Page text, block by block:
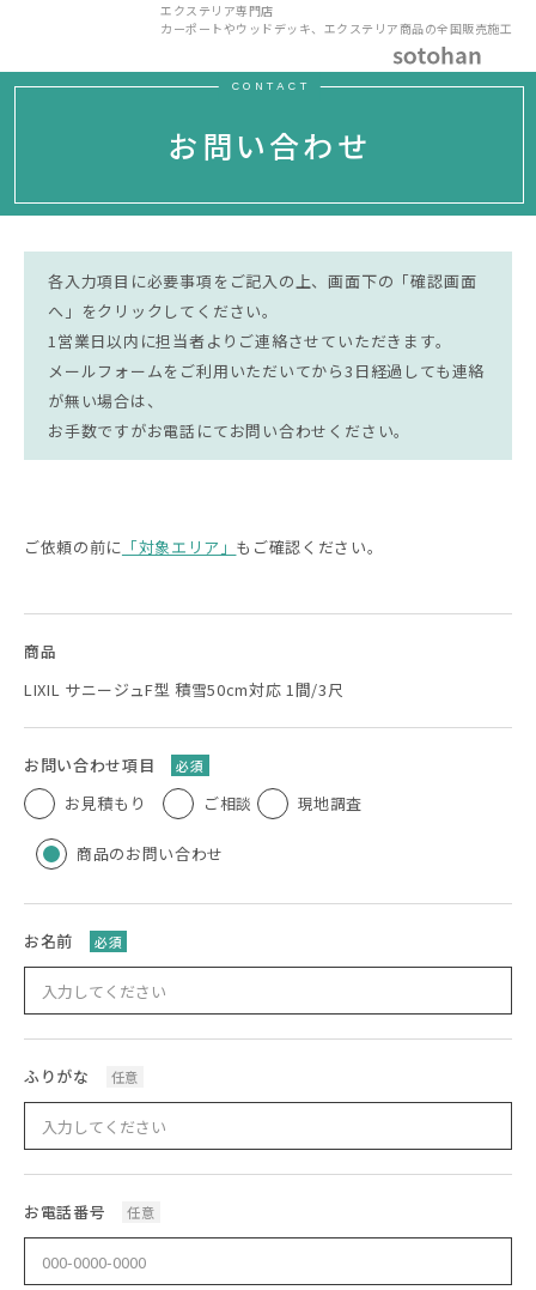
エクステリア専門店
カーポートやウッドデッキ、エクステリア商品の全国販売施工
CONTACT
お問い合わせ
各入力項目に必要事項をご記入の上、画面下の「確認画面
へ」をクリックしてください。
1営業日以内に担当者よりご連絡させていただきます。
メールフォームをご利用いただいてから3日経過しても連絡
が無い場合は、
お手数ですがお電話にてお問い合わせください。
ご依頼の前に 「対象エリア」 もご確認ください。
商品
LIXIL サニージュF型 積雪50cm対応 1間/3尺
お問い合わせ項目 必須
お見積もり ご相談 現地調査
商品のお問い合わせ
お名前 必須
ふりがな 任意
お電話番号 任意